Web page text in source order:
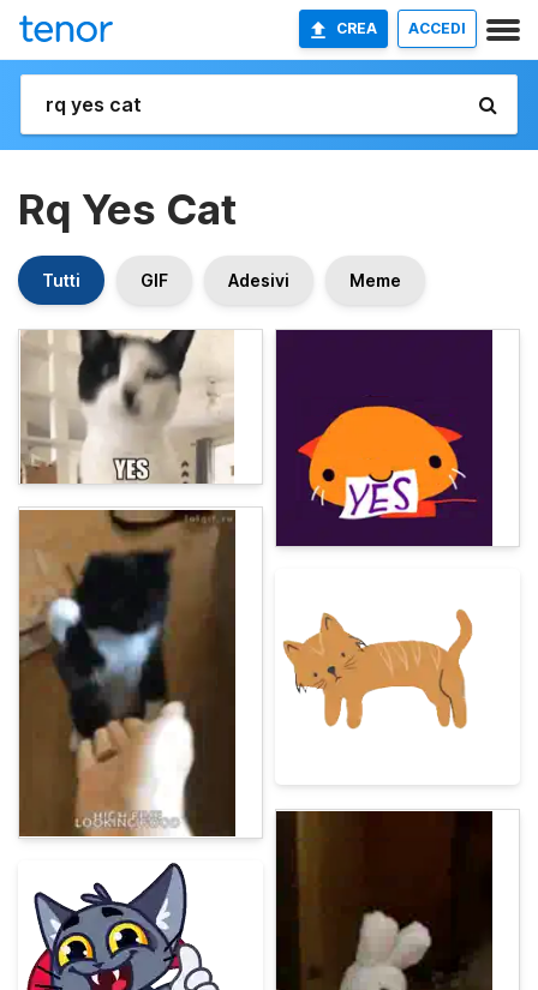
CREA ACCEDI
Rq Yes Cat
Tutti GIF Adesivi Meme